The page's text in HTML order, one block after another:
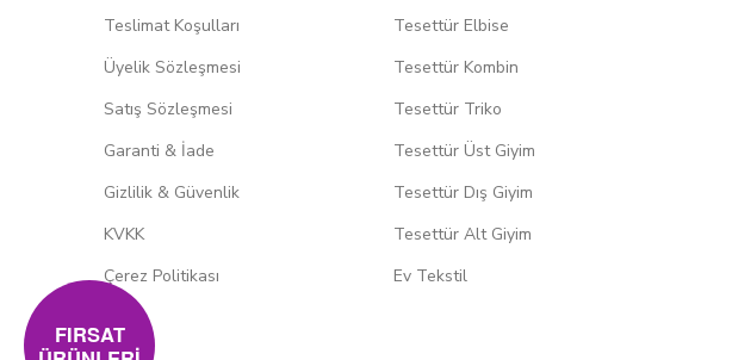
Teslimat Koşulları
Üyelik Sözleşmesi
Satış Sözleşmesi
Garanti & İade
Gizlilik & Güvenlik
KVKK
Çerez Politikası
Tesettür Elbise
Tesettür Kombin
Tesettür Triko
Tesettür Üst Giyim
Tesettür Dış Giyim
Tesettür Alt Giyim
Ev Tekstil
FIRSAT